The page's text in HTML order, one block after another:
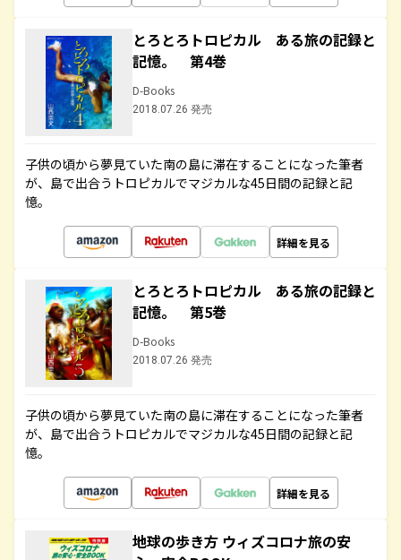
とろとろトロピカル ある旅の記録と
記憶。 第4巻
D-Books
2018.07.26 発売
子供の頃から夢見ていた南の島に滞在することになった筆者
が、島で出合うトロピカルでマジカルな45日間の記録と記
憶。
詳細を見る
とろとろトロピカル ある旅の記録と
記憶。 第5巻
D-Books
2018.07.26 発売
子供の頃から夢見ていた南の島に滞在することになった筆者
が、島で出合うトロピカルでマジカルな45日間の記録と記
憶。
詳細を見る
地球の歩き方 ウィズコロナ旅の安